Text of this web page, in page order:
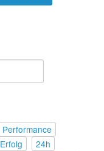
Performance
Erfolg
24h